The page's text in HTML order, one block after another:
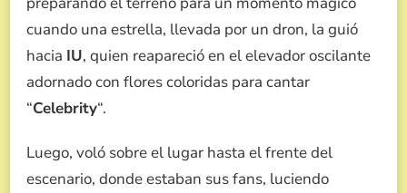
cuando una estrella, llevada por un dron, la guió
hacia IU, quien reapareció en el elevador oscilante
adornado con flores coloridas para cantar
“Celebrity“.
Luego, voló sobre el lugar hasta el frente del
escenario, donde estaban sus fans, luciendo